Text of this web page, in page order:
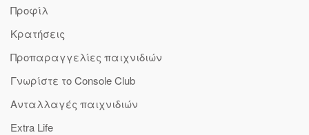
Προφίλ
Κρατήσεις
Προπαραγγελίες παιχνιδιών
Γνωρίστε το Console Club
Ανταλλαγές παιχνιδιών
Extra Life